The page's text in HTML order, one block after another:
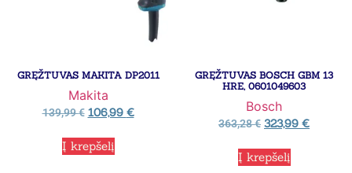
GRĘŽTUVAS MAKITA DP2011
Makita
139,99€ 106,99 €
Į krepšelį
GRĘŽTUVAS BOSCH GBM 13
HRE, 0601049603
Bosch
363,28€ 323,99 €
Į krepšelį